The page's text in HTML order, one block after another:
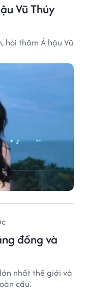
Vũ Thúy
hỏi thăm Á hậu Vũ
đồng và
nhất thế giới và
cầu.